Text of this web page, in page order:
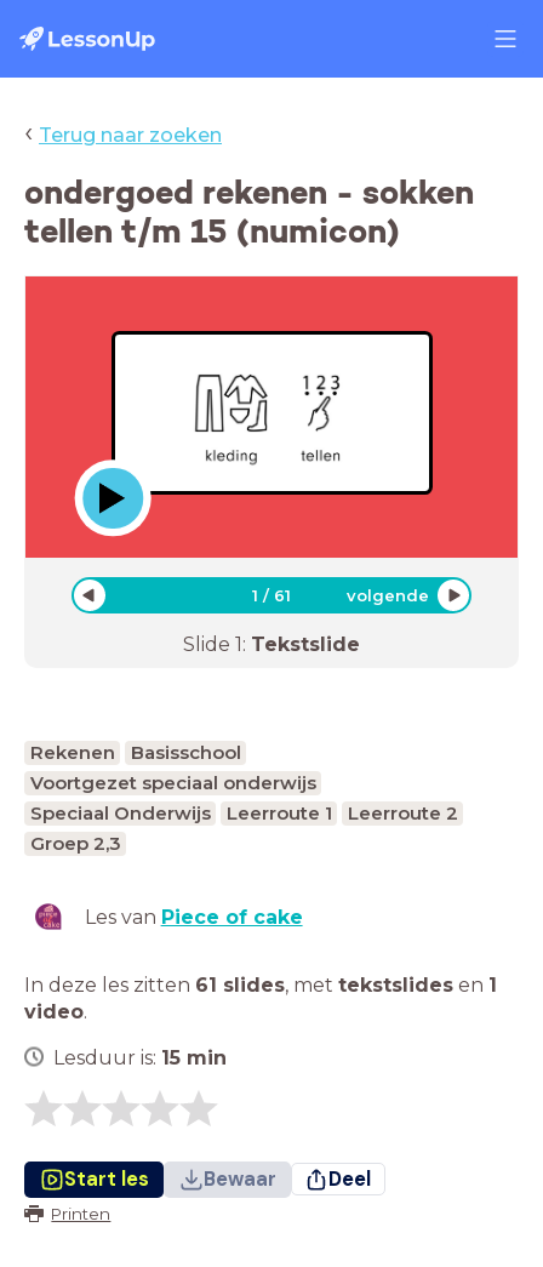
‹ Terug naar zoeken
ondergoed rekenen - sokken
tellen t/m 15 (numicon)
1 / 61 volgende
Slide 1: Tekstslide
Rekenen
Basisschool
Voortgezet speciaal onderwijs
Speciaal Onderwijs
Leerroute 1
Leerroute 2
Groep 2,3
Les van Piece of cake
In deze les zitten 61 slides, met tekstslides en 1
video.
Lesduur is: 15 min
Start les Bewaar Deel
Printen